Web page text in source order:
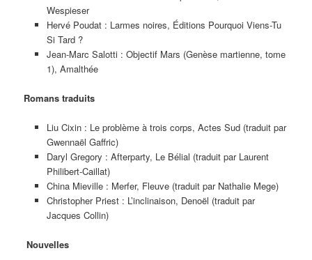
Wespieser
Hervé Poudat : Larmes noires, Éditions Pourquoi Viens-Tu
Si Tard ?
Jean-Marc Salotti : Objectif Mars (Genèse martienne, tome
1), Amalthée
Romans traduits
Liu Cixin : Le problème à trois corps, Actes Sud (traduit par
Gwennaël Gaffric)
Daryl Gregory : Afterparty, Le Bélial (traduit par Laurent
Philibert-Caillat)
China Mieville : Merfer, Fleuve (traduit par Nathalie Mege)
Christopher Priest : L’inclinaison, Denoël (traduit par
Jacques Collin)
Nouvelles